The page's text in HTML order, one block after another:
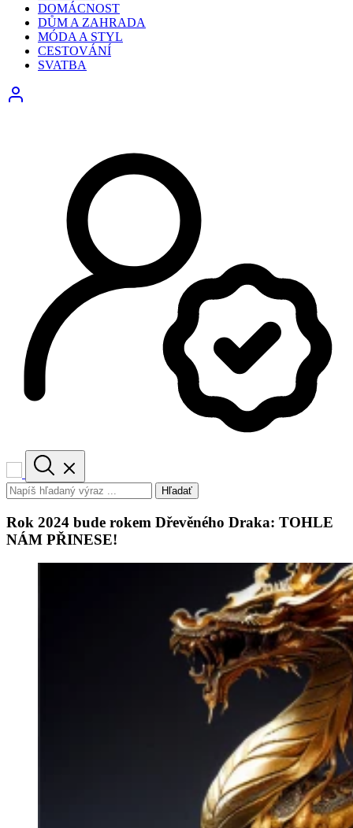
DOMÁCNOST
DŮM A ZAHRADA
MÓDA A STYL
CESTOVÁNÍ
SVATBA
Hľadať
Rok 2024 bude rokem Dřevěného Draka: TOHLE
NÁM PŘINESE!